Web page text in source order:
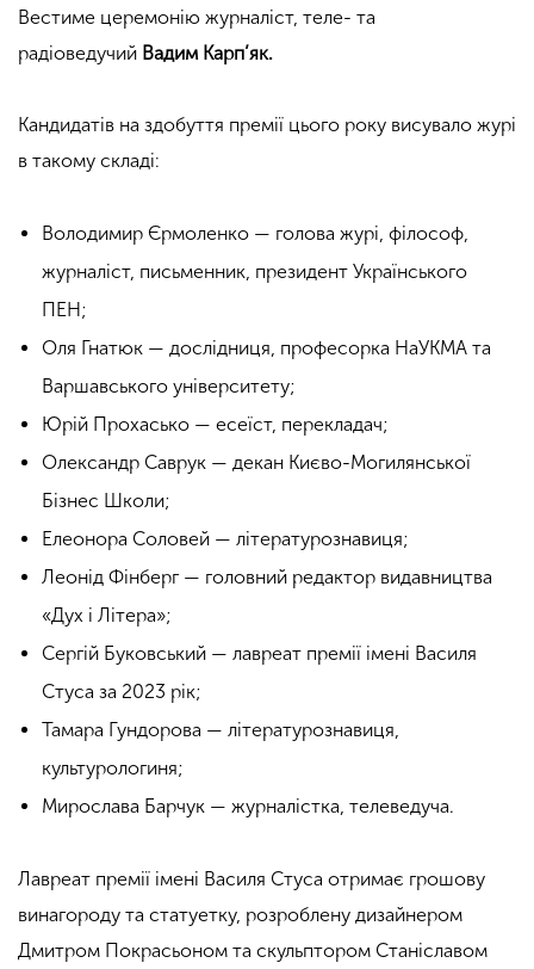
Вестиме церемонію журналіст, теле- та
радіоведучий Вадим Карп’як.
Кандидатів на здобуття премії цього року висувало журі
в такому складі:
Володимир Єрмоленко — голова журі, філософ,
журналіст, письменник, президент Українського
ПЕН;
Оля Гнатюк — дослідниця, професорка НаУКМА та
Варшавського університету;
Юрій Прохасько — есеїст, перекладач;
Олександр Саврук — декан Києво-Могилянської
Бізнес Школи;
Елеонора Соловей — літературознавиця;
Леонід Фінберг — головний редактор видавництва
«Дух і Літера»;
Сергій Буковський — лавреат премії імені Василя
Стуса за 2023 рік;
Тамара Гундорова — літературознавиця,
культурологиня;
Мирослава Барчук — журналістка, телеведуча.
Лавреат премії імені Василя Стуса отримає грошову
винагороду та статуетку, розроблену дизайнером
Дмитром Покрасьоном та скульптором Станіславом